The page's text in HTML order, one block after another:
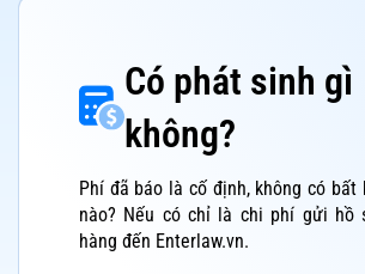
Có phát sinh gì
không?
Phí đã báo là cố định, không có bất
nào? Nếu có chỉ là chi phí gửi hồ
hàng đến Enterlaw.vn.